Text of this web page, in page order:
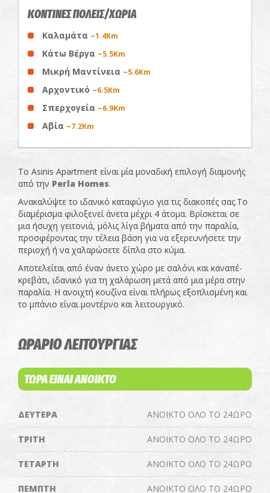
ΚΟΝΤΙΝΕΣ ΠΟΛΕΙΣ/ΧΩΡΙΑ
Καλαμάτα ~1.4Km
Κάτω Βέργα ~5.5Km
Μικρή Μαντίνεια ~5.6Km
Αρχοντικό ~6.5Km
Σπερχογεία ~6.9Km
Αβία ~7.2Km
To Asinis Apartment είναι μία μοναδική επιλογή διαμονής
από την Perla Homes.
Ανακαλύψτε το ιδανικό καταφύγιο για τις διακοπές σας.To
διαμέρισμα φιλοξενεί άνετα μέχρι 4 άτομα. Βρίσκεται σε
μια ήσυχη γειτονιά, μόλις λίγα βήματα από την παραλία,
προσφέροντας την τέλεια βάση για να εξερευνήσετε την
περιοχή ή να χαλαρώσετε δίπλα στο κύμα.
Aποτελείται από έναν άνετο χώρο με σαλόνι και καναπέ-
κρεβάτι, ιδανικό για τη χαλάρωση μετά από μια μέρα στην
παραλία. Η ανοιχτή κουζίνα είναι πλήρως εξοπλισμένη και
το μπάνιο είναι μοντέρνο και λειτουργικό.
ΩΡΑΡΙΟ ΛΕΙΤΟΥΡΓΙΑΣ
ΤΩΡΑ ΕΙΝΑΙ ΑΝΟΙΚΤΟ
ΔΕΥΤΕΡΑ ΑΝΟΙΚΤΟ ΟΛΟ ΤΟ 24ΩΡΟ
ΤΡΙΤΗ ΑΝΟΙΚΤΟ ΟΛΟ ΤΟ 24ΩΡΟ
ΤΕΤΑΡΤΗ ΑΝΟΙΚΤΟ ΟΛΟ ΤΟ 24ΩΡΟ
ΠΕΜΠΤΗ ΑΝΟΙΚΤΟ ΟΛΟ ΤΟ 24ΩΡΟ